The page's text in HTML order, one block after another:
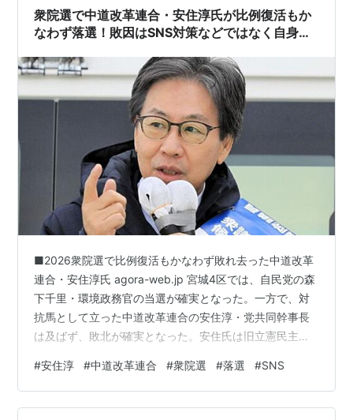
した。 一言として真っ…
衆院選で中道改革連合・安住淳氏が比例復活もか
なわず落選！敗因はSNS対策などではなく自身の
■2026衆院選で比例復活もかなわず敗れ去った中道改革
連合・安住淳氏 agora-web.jp 宮城4区では、自民党の森
下千里・環境政務官の当選が確実となった。一方で、対
抗馬として立った中道改革連合の安住淳・党共同幹事長
は及ばず、敗北が確実となった。安住氏は旧立憲民主党
一人だっただけに、同党にとって打撃の大きい結果とな
った。 また宮城3区でも、自民党の西村明宏・元環境相
の当選が確実となった。西村氏はこれまでの実績や地元
#安住淳 #中道改革連合 #衆院選 #落選 #SNS